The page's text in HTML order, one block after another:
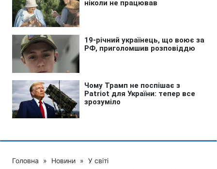
Головна » Новини » У світі